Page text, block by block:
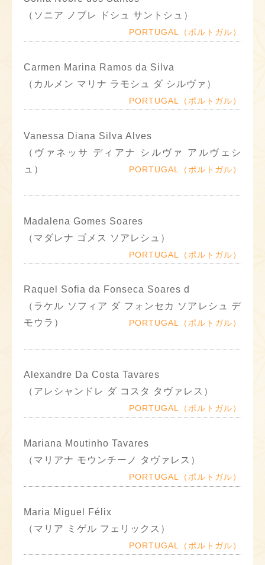
（ソニア ノブレ ドシュ サントシュ）
PORTUGAL（ポルトガル）
Carmen Marina Ramos da Silva
（カルメン マリナ ラモシュ ダ シルヴァ）
PORTUGAL（ポルトガル）
Vanessa Diana Silva Alves
（ヴァネッサ ディアナ シルヴァ アルヴェシ
ュ）
PORTUGAL（ポルトガル）
Madalena Gomes Soares
（マダレナ ゴメス ソアレシュ）
PORTUGAL（ポルトガル）
Raquel Sofia da Fonseca Soares d
（ラケル ソフィア ダ フォンセカ ソアレシュ デ
モウラ）
PORTUGAL（ポルトガル）
Alexandre Da Costa Tavares
（アレシャンドレ ダ コスタ タヴァレス）
PORTUGAL（ポルトガル）
Mariana Moutinho Tavares
（マリアナ モウンチーノ タヴァレス）
PORTUGAL（ポルトガル）
Maria Miguel Félix
（マリア ミゲル フェリックス）
PORTUGAL（ポルトガル）